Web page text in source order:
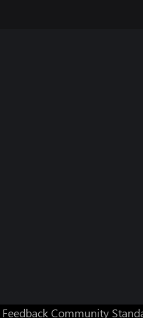
FeedbackCommunity